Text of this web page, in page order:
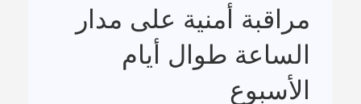
مراقبة أمنية على مدار
الساعة طوال أيام
الأسبوع